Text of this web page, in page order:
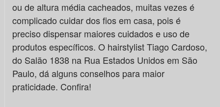
ou de altura média cacheados, muitas vezes é
complicado cuidar dos fios em casa, pois é
preciso dispensar maiores cuidados e uso de
produtos específicos. O hairstylist Tiago Cardoso,
do Salão 1838 na Rua Estados Unidos em São
Paulo, dá alguns conselhos para maior
praticidade. Confira!